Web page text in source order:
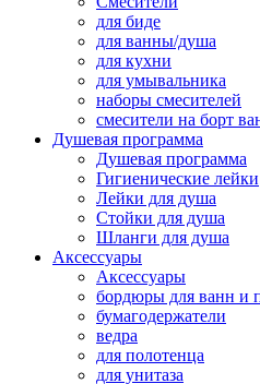
для биде
для ванны/душа
для кухни
для умывальника
наборы смесителей
смесители на борт
Душевая программа
Душевая программа
Гигиенические лейки
Лейки для душа
Стойки для душа
Шланги для душа
Аксессуары
Аксессуары
бордюры для ванн и
бумагодержатели
ведра
для полотенца
для унитаза